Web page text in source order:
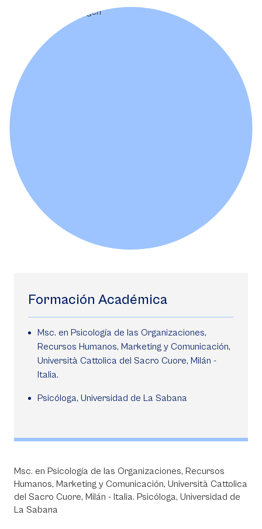
Formación Académica
Msc. en Psicología de las Organizaciones,
Recursos Humanos, Marketing y Comunicación,
Università Cattolica del Sacro Cuore, Milán -
Italia.
Psicóloga, Universidad de La Sabana
Msc. en Psicología de las Organizaciones, Recursos
Humanos, Marketing y Comunicación, Università Cattolica
del Sacro Cuore, Milán - Italia. Psicóloga, Universidad de
La Sabana